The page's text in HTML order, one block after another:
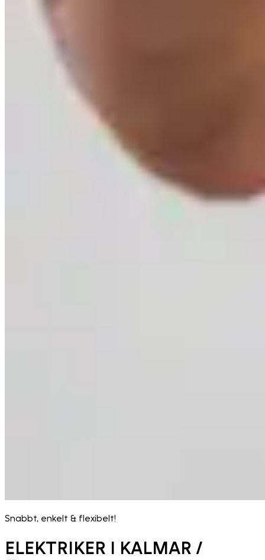
Snabbt, enkelt & flexibelt!
ELEKTRIKER I KALMAR /